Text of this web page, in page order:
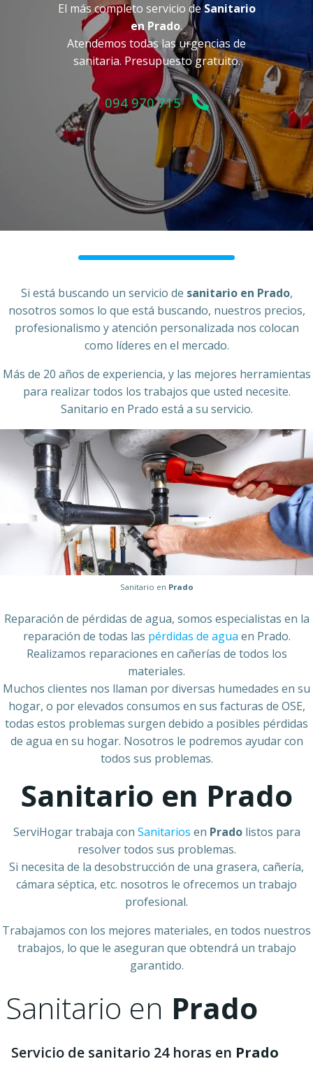
El más completo servicio deSanitario
en Prado.
Atendemos todas las urgencias de
sanitaria. Presupuesto gratuito.
094 970 715
Si está buscando un servicio de sanitario en Prado,
nosotros somos lo que está buscando, nuestros precios,
profesionalismo y atención personalizada nos colocan
como líderes en el mercado.
Más de 20 años de experiencia, y las mejores herramientas
para realizar todos los trabajos que usted necesite.
Sanitario en Prado está a su servicio.
Sanitario en Prado
Reparación de pérdidas de agua, somos especialistas en la
reparación de todas las pérdidas de agua en Prado.
Realizamos reparaciones en cañerías de todos los
materiales.
Muchos clientes nos llaman por diversas humedades en su
hogar, o por elevados consumos en sus facturas de OSE,
todas estos problemas surgen debido a posibles pérdidas
de agua en su hogar. Nosotros le podremos ayudar con
todos sus problemas.
Sanitario en Prado
ServiHogar trabaja con Sanitarios en Pradolistos para
resolver todos sus problemas.
Si necesita de la desobstrucción de una grasera, cañería,
cámara séptica, etc. nosotros le ofrecemos un trabajo
profesional.
Trabajamos con los mejores materiales, en todos nuestros
trabajos, lo que le aseguran que obtendrá un trabajo
garantido.
Sanitario en Prado
Servicio de sanitario 24 horas en Prado